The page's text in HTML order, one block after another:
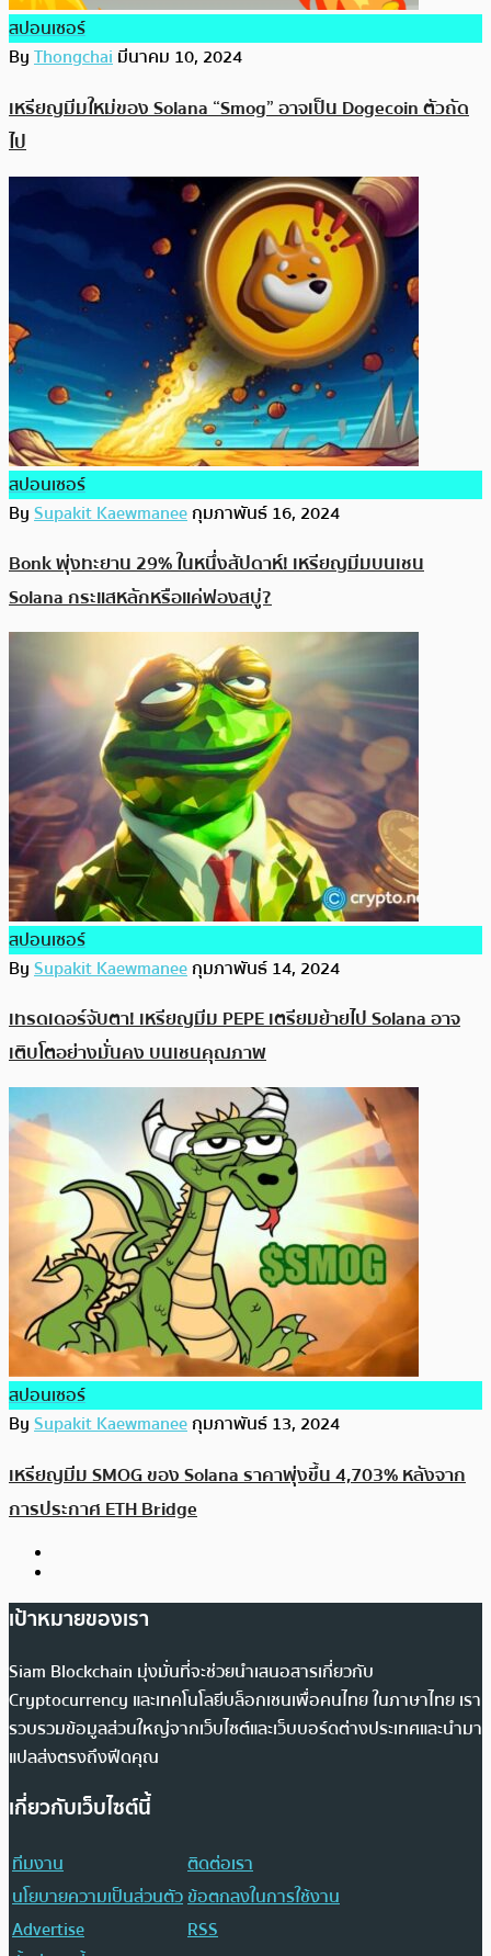
สปอนเซอร์
ByThongchaiมีนาคม 10, 2024
เหรียญมีมใหม่ของ Solana “Smog” อาจเป็น Dogecoin ตัวถัด
ไป
สปอนเซอร์
BySupakit Kaewmaneeกุมภาพันธ์ 16, 2024
Bonk พุ่งทะยาน 29% ในหนึ่งสัปดาห์! เหรียญมีมบนเชน
Solana กระแสหลักหรือแค่ฟองสบู่?
สปอนเซอร์
BySupakit Kaewmaneeกุมภาพันธ์ 14, 2024
เทรดเดอร์จับตา! เหรียญมีม PEPE เตรียมย้ายไป Solana อาจ
เติบโตอย่างมั่นคง บนเชนคุณภาพ
สปอนเซอร์
BySupakit Kaewmaneeกุมภาพันธ์ 13, 2024
เหรียญมีม SMOG ของ Solana ราคาพุ่งขึ้น 4,703% หลังจาก
การประกาศ ETH Bridge
เป้าหมายของเรา
Siam Blockchain มุ่งมั่นที่จะช่วยนำเสนอสารเกี่ยวกับ
Cryptocurrency และเทคโนโลยีบล็อกเชนเพื่อคนไทย ในภาษาไทย เรา
รวบรวมข้อมูลส่วนใหญ่จากเว็บไซต์และเว็บบอร์ดต่างประเทศและนำมา
แปลส่งตรงถึงฟีดคุณ
เกี่ยวกับเว็บไซต์นี้
ทีมงาน
ติดต่อเรา
นโยบายความเป็นส่วนตัวข้อตกลงในการใช้งาน
Advertise
RSS